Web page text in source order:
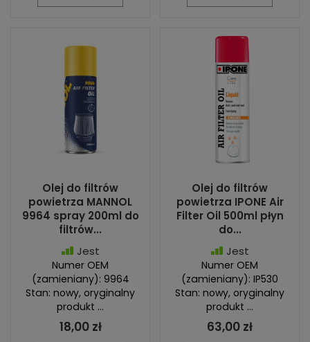
Olej do filtrów
powietrza MANNOL
9964 spray 200ml do
filtrów...
Jest
Numer OEM
(zamieniany): 9964
Stan: nowy, oryginalny
produkt ...
18,00 zł
Olej do filtrów
powietrza IPONE Air
Filter Oil 500ml płyn
do...
Jest
Numer OEM
(zamieniany): IP530
Stan: nowy, oryginalny
produkt ...
63,00 zł